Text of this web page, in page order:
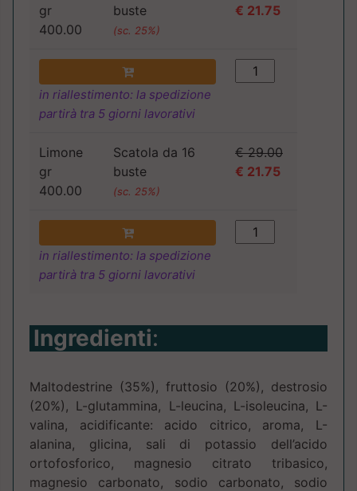
gr
400.00
buste
(sc. 25%)
€ 21.75
in riallestimento: la spedizione
partirà tra 5 giorni lavorativi
Limone
gr
400.00
Scatola da 16
buste
(sc. 25%)
€ 29.00
€ 21.75
in riallestimento: la spedizione
partirà tra 5 giorni lavorativi
Ingredienti:
Maltodestrine (35%), fruttosio (20%), destrosio
(20%), L-glutammina, L-leucina, L-isoleucina, L-
valina, acidificante: acido citrico, aroma, L-
alanina, glicina, sali di potassio dell’acido
ortofosforico, magnesio citrato tribasico,
magnesio carbonato, sodio carbonato, sodio